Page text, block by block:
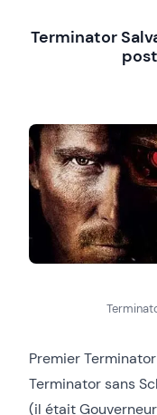
Terminator
Premier
Terminator sans
(il était